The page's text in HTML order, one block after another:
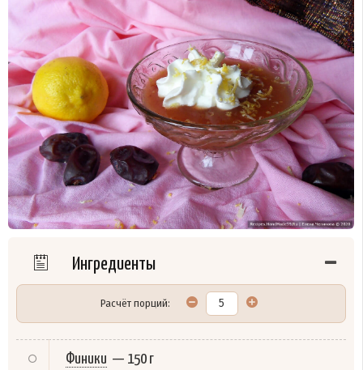
Ингредиенты
Расчёт порций:
Финики — 150 г